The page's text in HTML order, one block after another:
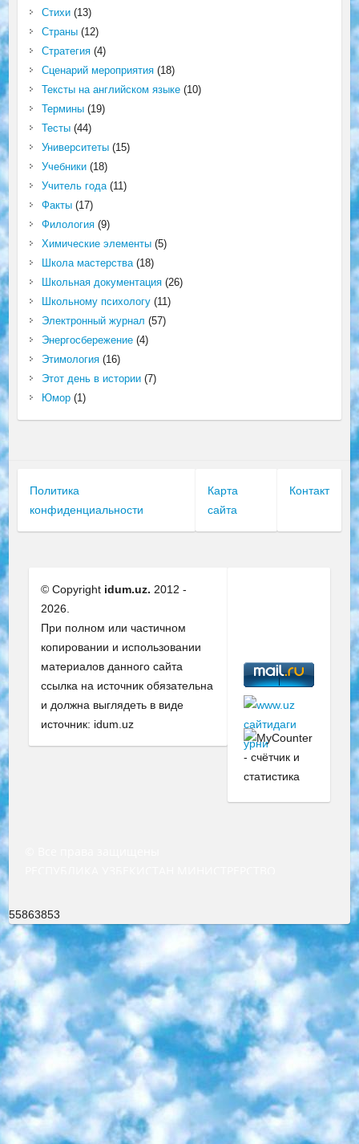
Стихи(13)
Страны(12)
Стратегия(4)
Сценарий мероприятия(18)
Тексты на английском языке(10)
Термины(19)
Тесты(44)
Университеты(15)
Учебники(18)
Учитель года(11)
Факты(17)
Филология(9)
Химические элементы(5)
Школа мастерства(18)
Школьная документация(26)
Школьному психологу(11)
Электронный журнал (57)
Энергосбережение(4)
Этимология(16)
Этот день в истории(7)
Юмор(1)
Политика
конфиденциальности
Карта
сайта
Контакт
© Copyright idum.uz. 2012 -
2026.
При полном или частичном
копировании и использовании
материалов данного сайта
ссылка на источник обязательна
и должна выглядеть в виде
источник: idum.uz
55863853